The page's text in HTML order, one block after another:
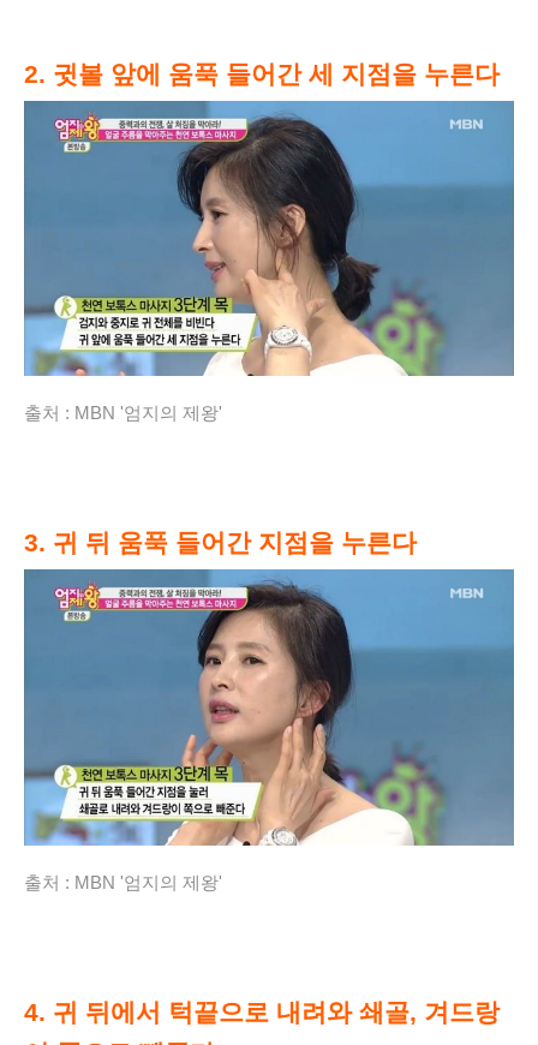
2. 귓볼 앞에 움푹 들어간 세 지점을 누른다
출처 : MBN '엄지의 제왕'
3. 귀 뒤 움푹 들어간 지점을 누른다
출처 : MBN '엄지의 제왕'
4. 귀 뒤에서 턱끝으로 내려와 쇄골, 겨드랑